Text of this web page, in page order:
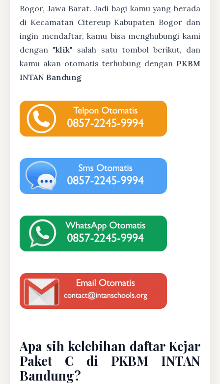
Bogor, Jawa Barat. Jadi bagi kamu yang berada
di Kecamatan Citereup Kabupaten Bogor dan
ingin mendaftar, kamu bisa menghubungi kami
dengan "klik" salah satu tombol berikut, dan
kamu akan otomatis terhubung dengan PKBM
INTAN Bandung
Apa sih kelebihan daftar Kejar
Paket C di PKBM INTAN
Bandung?